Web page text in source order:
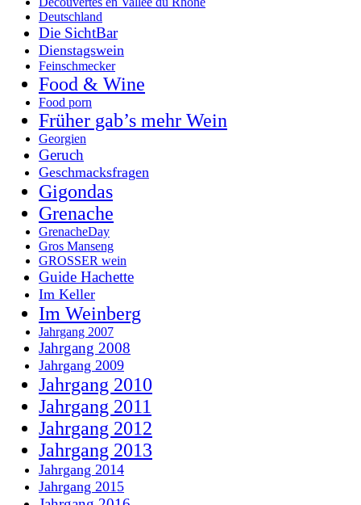
Deutschland
Die SichtBar
Dienstagswein
Feinschmecker
Food & Wine
Food porn
Früher gab’s mehr Wein
Georgien
Geruch
Geschmacksfragen
Gigondas
Grenache
GrenacheDay
Gros Manseng
GROSSER wein
Guide Hachette
Im Keller
Im Weinberg
Jahrgang 2007
Jahrgang 2008
Jahrgang 2009
Jahrgang 2010
Jahrgang 2011
Jahrgang 2012
Jahrgang 2013
Jahrgang 2014
Jahrgang 2015